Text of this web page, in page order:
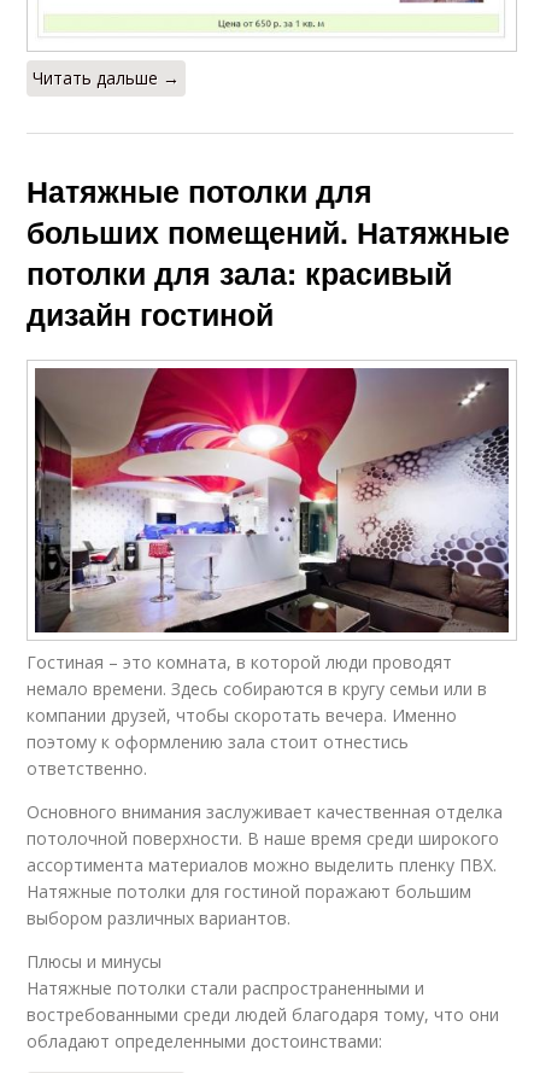
Читать дальше →
Натяжные потолки для
больших помещений. Натяжные
потолки для зала: красивый
дизайн гостиной
Гостиная – это комната, в которой люди проводят
немало времени. Здесь собираются в кругу семьи или в
компании друзей, чтобы скоротать вечера. Именно
поэтому к оформлению зала стоит отнестись
ответственно.
Основного внимания заслуживает качественная отделка
потолочной поверхности. В наше время среди широкого
ассортимента материалов можно выделить пленку ПВХ.
Натяжные потолки для гостиной поражают большим
выбором различных вариантов.
Плюсы и минусы
Натяжные потолки стали распространенными и
востребованными среди людей благодаря тому, что они
обладают определенными достоинствами: